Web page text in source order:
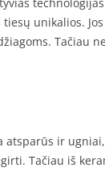
unikalios.
Tačiau
ir
Tačiau iš